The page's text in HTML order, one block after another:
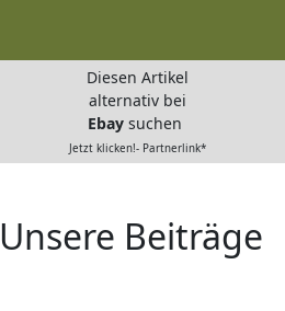
Diesen Artikel
alternativ bei
Ebay suchen
Jetzt klicken!- Partnerlink*
Unsere Beiträge